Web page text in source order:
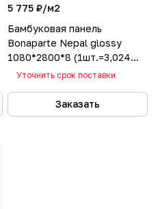
5 775 ₽/м2
Бамбуковая панель
Bonaparte Nepal glossy
1080*2800*8 (1шт.=3,024
кв.м.) A connect
Уточнить срок поставки
Заказать